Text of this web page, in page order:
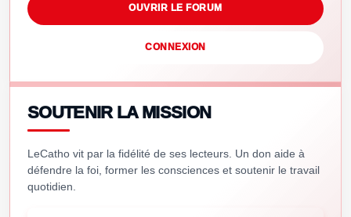
OUVRIR LE FORUM
CONNEXION
SOUTENIR LA MISSION
LeCatho vit par la fidélité de ses lecteurs. Un don aide à
défendre la foi, former les consciences et soutenir le travail
quotidien.